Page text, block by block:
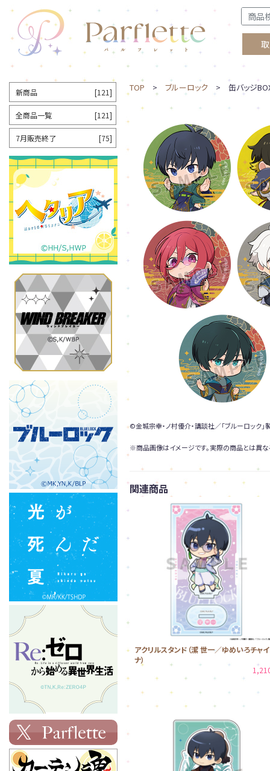
TOP > ブルーロック > 缶バッジBOX
©金城宗幸・ノ村優介・講談社／「ブルーロック」
※商品画像はイメージです。実際の商品とは異な
関連商品
アクリルスタンド（潔 世一／ゆめいろチャイ
ナ）
新商品 [121]
全商品一覧 [121]
7月販売終了 [75]